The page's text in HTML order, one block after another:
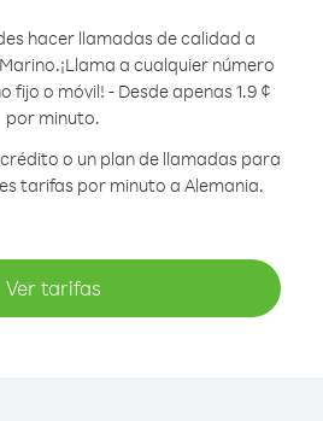
hacer llamadas de calidad a
¡Llama a cualquier número
fijo o móvil! - Desde apenas 1.9 ¢
por minuto.
o un plan de llamadas para
tarifas por minuto a Alemania.
Ver tarifas